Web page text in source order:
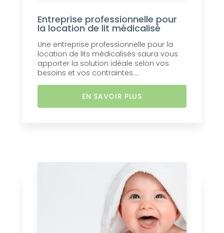
Entreprise professionnelle pour
la location de lit médicalisé
Une entreprise professionnelle pour la
location de lits médicalisés saura vous
apporter la solution idéale selon vos
besoins et vos contraintes....
EN SAVOIR PLUS